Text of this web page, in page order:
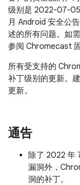
级别是 2022-07-
月 Android 安全公
述的所有问题。如
参阅 Chromecast
所有受支持的
补丁级别的更新。
更新。
通告
除了 2022 年
漏洞外，
洞的补丁。